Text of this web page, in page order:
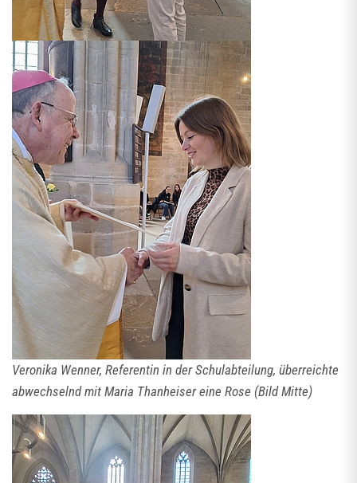
Veronika Wenner, Referentin in der Schulabteilung, überreichte
abwechselnd mit Maria Thanheiser eine Rose (Bild Mitte)